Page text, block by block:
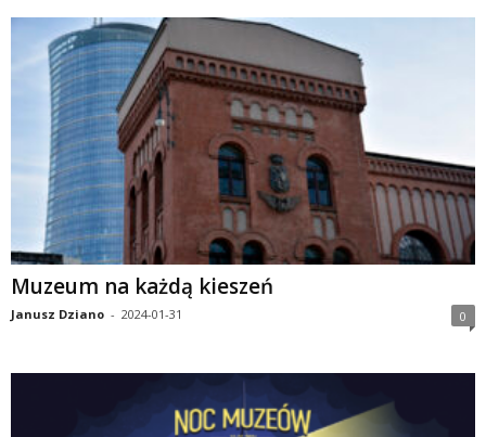
Muzeum na każdą kieszeń
Janusz Dziano - 2024-01-31 0